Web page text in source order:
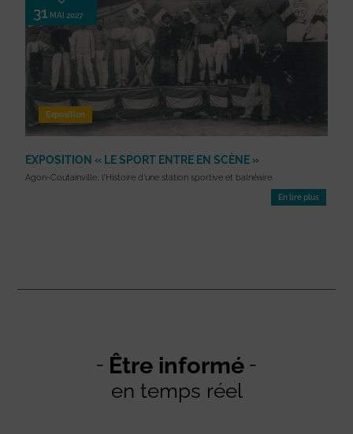
31 MAI 2027
Exposition
EXPOSITION « LE SPORT ENTRE EN SCÈNE »
Agon-Coutainville, l'Histoire d'une station sportive et balnéaire.
En lire plus
Être informé
en temps réel